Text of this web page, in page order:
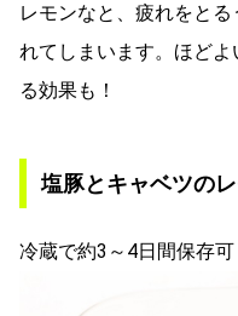
レモンなと、疲れをと
れてしまいます。ほど
る効果も！
塩豚とキャベツの
冷蔵で約3～4日間保存可